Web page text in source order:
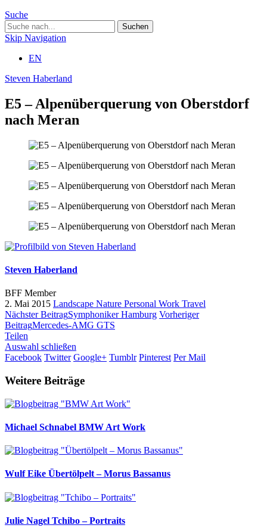
Suche
Skip Navigation
EN
Steven Haberland
E5 – Alpenüberquerung von Oberstdorf
nach Meran
Steven Haberland
BFF Member
2. Mai 2015 Landscape Nature Personal Work Travel
Nächster BeitragSymphoniker Hamburg Vorheriger
BeitragMercedes-AMG GTS
Teilen
Auswahl schließen
Facebook Twitter Google+ Tumblr Pinterest Per Mail
Weitere Beiträge
Michael Schnabel BMW Art Work
Wulf Eike Übertölpelt – Morus Bassanus
Julie Nagel Tchibo – Portraits